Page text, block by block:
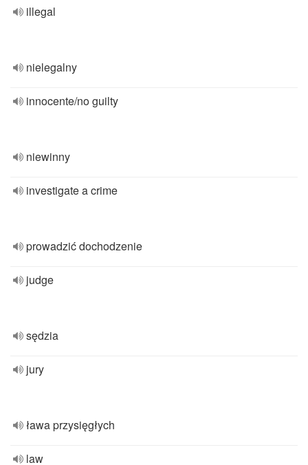
illegal
nielegalny
innocente/no guilty
niewinny
investigate a crime
prowadzić dochodzenie
judge
sędzia
jury
ława przysięgłych
law